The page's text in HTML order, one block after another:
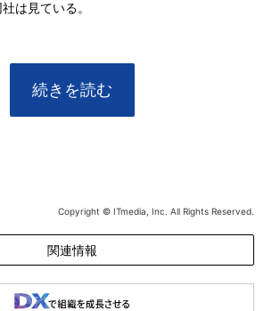
は見ている。
続きを読む
Copyright © ITmedia, Inc. All Rights Reserved.
関連情報